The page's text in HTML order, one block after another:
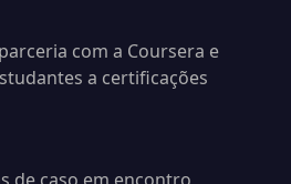
com a Coursera e
a certificações